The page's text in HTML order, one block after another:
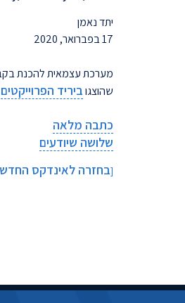
יתד נאמן
17 בפברואר, 2020
מערכת עצמאית להכנת
שהוצגוביריד הפרוייקטים
כתבה מלאה
שלושה שיודעים
[בחזרה לאינדקס